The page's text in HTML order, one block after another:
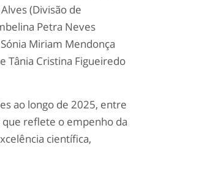
(Divisão de
Petra Neves
Miriam Mendonça
Tânia Cristina Figueiredo
ao longo de 2025, entre
reflete o empenho da
científica,